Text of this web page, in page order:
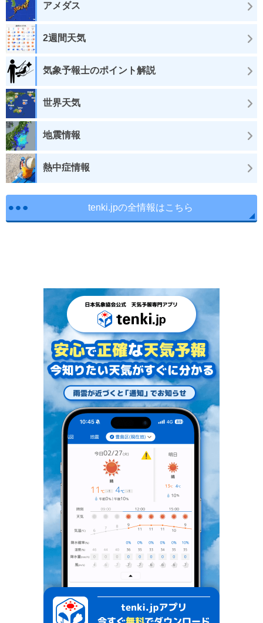
アメダス
2週間天気
気象予報士のポイント解説
世界天気
地震情報
熱中症情報
tenki.jpの全情報はこちら